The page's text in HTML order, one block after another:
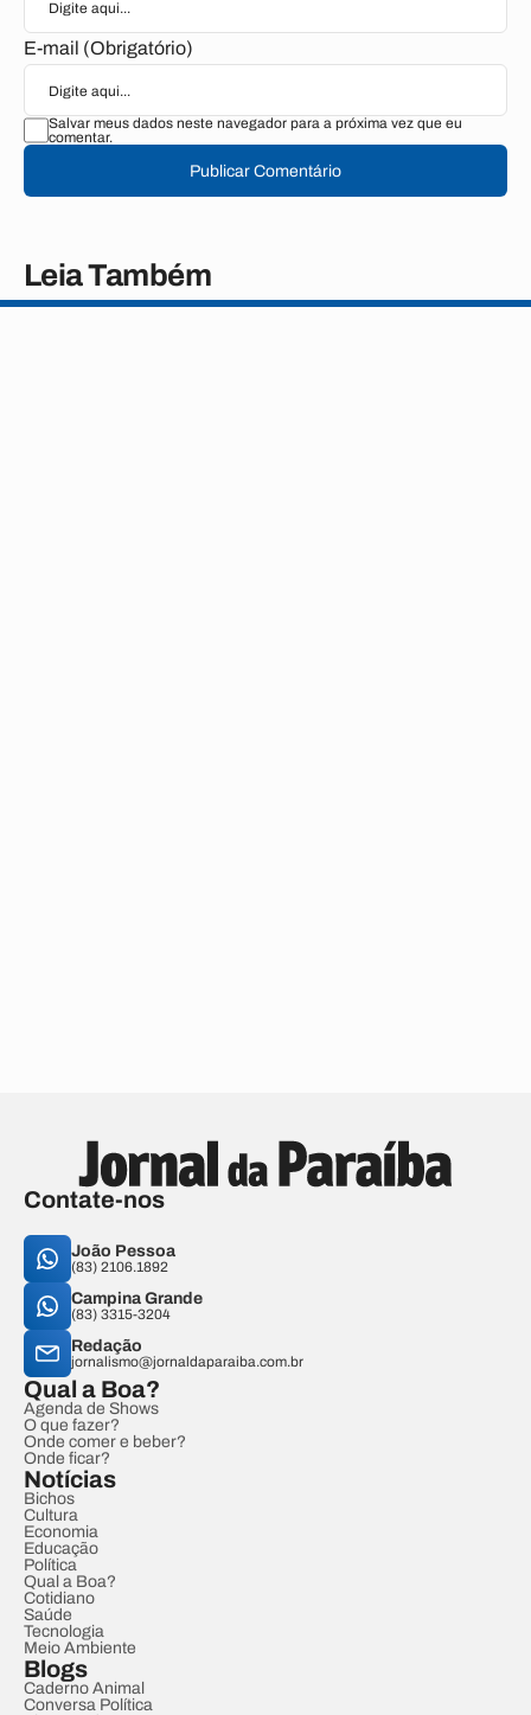
E-mail (Obrigatório)
Salvar meus dados neste navegador para a próxima vez que eu
comentar.
Publicar Comentário
Leia Também
Contate-nos
João Pessoa
(83) 2106.1892
Campina Grande
(83) 3315-3204
Redação
jornalismo@jornaldaparaiba.com.br
Qual a Boa?
Agenda de Shows
O que fazer?
Onde comer e beber?
Onde ficar?
Notícias
Bichos
Cultura
Economia
Educação
Política
Qual a Boa?
Cotidiano
Saúde
Tecnologia
Meio Ambiente
Blogs
Caderno Animal
Conversa Política